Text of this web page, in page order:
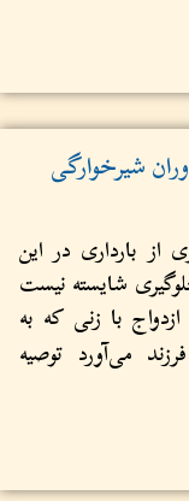
از بارداری در این
شایسته نیست
ازدواج با زنی که به
می‌آورد توصیه